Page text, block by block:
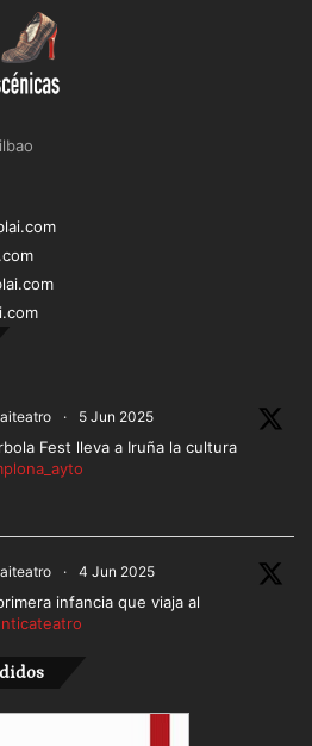
· 5 Jun 2025
Fest lleva a Iruña la cultura
· 4 Jun 2025
infancia que viaja al
Cargar más